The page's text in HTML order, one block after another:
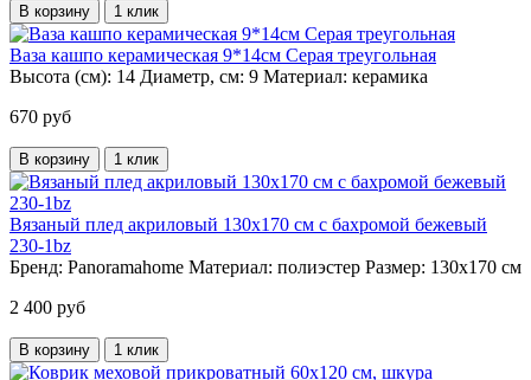
В корзину 1 клик
Ваза кашпо керамическая 9*14см Серая треугольная
Высота (см): 14 Диаметр, см: 9 Материал: керамика
670 руб
В корзину 1 клик
Вязаный плед акриловый 130х170 см с бахромой бежевый
230-1bz
Бренд: Panoramahome Материал: полиэстер Размер: 130х170 см
2 400 руб
В корзину 1 клик